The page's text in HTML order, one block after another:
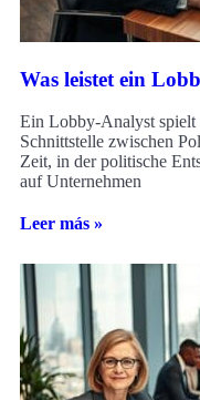
Was leistet ein
Ein Lobby-Analyst spielt
Schnittstelle zwischen
Zeit, in der politische
auf Unternehmen
Leer más »